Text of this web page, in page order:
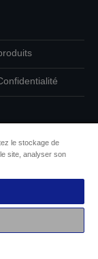
le stockage de
site, analyser son